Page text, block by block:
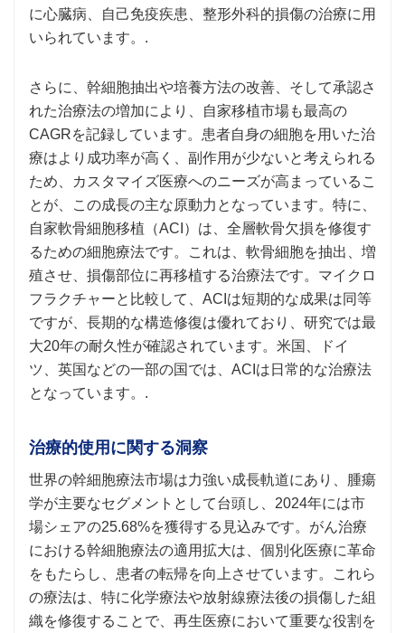
に心臓病、自己免疫疾患、整形外科的損傷の治療に用
いられています。.
さらに、幹細胞抽出や培養方法の改善、そして承認さ
れた治療法の増加により、自家移植市場も最高の
CAGRを記録しています。患者自身の細胞を用いた治
療はより成功率が高く、副作用が少ないと考えられる
ため、カスタマイズ医療へのニーズが高まっているこ
とが、この成長の主な原動力となっています。特に、
自家軟骨細胞移植（ACI）は、全層軟骨欠損を修復す
るための細胞療法です。これは、軟骨細胞を抽出、増
殖させ、損傷部位に再移植する治療法です。マイクロ
フラクチャーと比較して、ACIは短期的な成果は同等
ですが、長期的な構造修復は優れており、研究では最
大20年の耐久性が確認されています。米国、ドイ
ツ、英国などの一部の国では、ACIは日常的な治療法
となっています。.
治療的使用に関する洞察
世界の幹細胞療法市場は力強い成長軌道にあり、腫瘍
学が主要なセグメントとして台頭し、2024年には市
場シェアの25.68%を獲得する見込みです。がん治療
における幹細胞療法の適用拡大は、個別化医療に革命
をもたらし、患者の転帰を向上させています。これら
の療法は、特に化学療法や放射線療法後の損傷した組
織を修復することで、再生医療において重要な役割を